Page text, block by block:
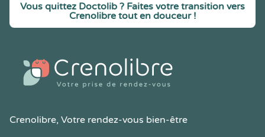
Vous quittez Doctolib ? Faites votre transition vers
Crenolibre tout en douceur !
Crenolibre, Votre rendez-vous bien-être